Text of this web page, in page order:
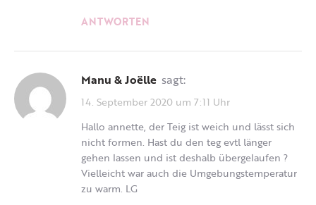
ANTWORTEN
Manu & Joëlle sagt:
14. September 2020 um 7:11 Uhr
Hallo annette, der Teig ist weich und lässt sich
nicht formen. Hast du den teg evtl länger
gehen lassen und ist deshalb übergelaufen ?
Vielleicht war auch die Umgebungstemperatur
zu warm. LG